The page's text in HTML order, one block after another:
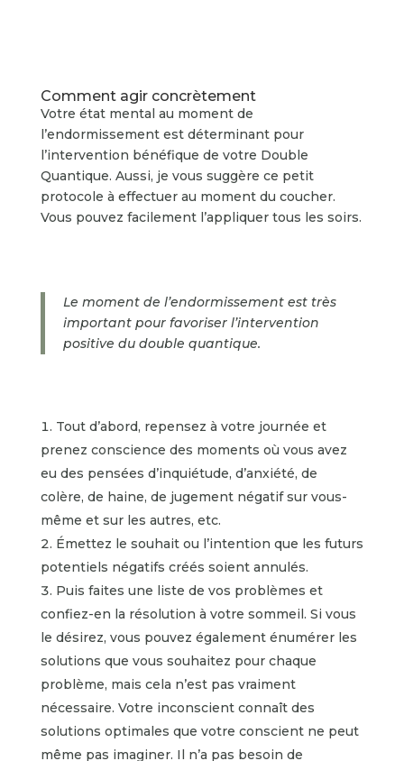
Comment agir concrètement
Votre état mental au moment de
l’endormissement est déterminant pour
l’intervention bénéfique de votre Double
Quantique. Aussi, je vous suggère ce petit
protocole à effectuer au moment du coucher.
Vous pouvez facilement l’appliquer tous les soirs.
Le moment de l’endormissement est très
important pour favoriser l’intervention
positive du double quantique.
Tout d’abord, repensez à votre journée et
prenez conscience des moments où vous avez
eu des pensées d’inquiétude, d’anxiété, de
colère, de haine, de jugement négatif sur vous-
même et sur les autres, etc.
Émettez le souhait ou l’intention que les futurs
potentiels négatifs créés soient annulés.
Puis faites une liste de vos problèmes et
confiez-en la résolution à votre sommeil. Si vous
le désirez, vous pouvez également énumérer les
solutions que vous souhaitez pour chaque
problème, mais cela n’est pas vraiment
nécessaire. Votre inconscient connaît des
solutions optimales que votre conscient ne peut
même pas imaginer. Il n’a pas besoin de